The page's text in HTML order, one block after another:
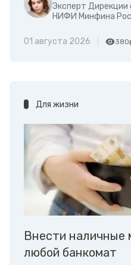
Эксперт Дирекции
НИФИ Минфина
01 августа 2026 380
Для жизни
Внести наличные
любой банкомат